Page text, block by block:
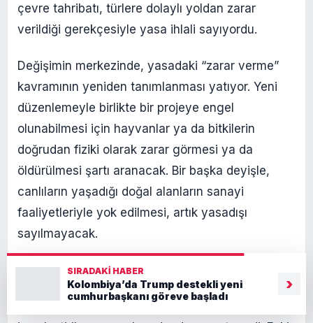
çevre tahribatı, türlere dolaylı yoldan zarar
verildiği gerekçesiyle yasa ihlali sayıyordu.
Değişimin merkezinde, yasadaki “zarar verme”
kavramının yeniden tanımlanması yatıyor. Yeni
düzenlemeyle birlikte bir projeye engel
olunabilmesi için hayvanlar ya da bitkilerin
doğrudan fiziki olarak zarar görmesi ya da
öldürülmesi şartı aranacak. Bir başka deyişle,
canlıların yaşadığı doğal alanların sanayi
faaliyetleriyle yok edilmesi, artık yasadışı
sayılmayacak.
“HAYVANLARI DEĞİL İŞÇİLERİ KORUYORUZ”
Karara çevre örgütleri sert tepki gösterdi. Trump
SIRADAKI HABER
Kolombiya’da Trump destekli yeni
cumhurbaşkanı göreve başladı
›